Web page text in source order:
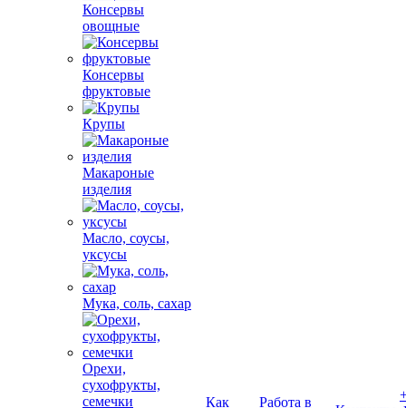
Консервы
овощные
Консервы
фруктовые
Крупы
Макароные
изделия
Масло, соусы,
уксусы
Мука, соль, сахар
Орехи,
сухофрукты,
семечки
Как
Работа в